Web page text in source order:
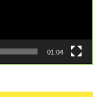
01:04